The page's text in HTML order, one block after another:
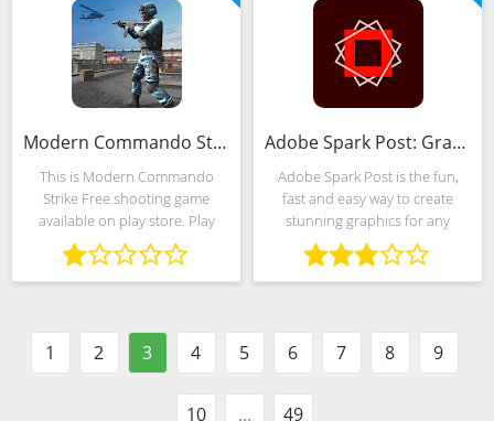
Modern Commando Strike : Free Shooting Games (Mod)
This is Modern Commando
Strike Free shooting game
available on play store. Play
Modern Commando Strike
which will change your mind
regarding fps shooting genre.
shooting game
Adobe Spark Post: Graphic Design & Story Templates (MOD, Totul deblocat)
Adobe Spark Post is the fun,
fast and easy way to create
stunning graphics for any
occasion — no design skills
necessary! Get started in
seconds with professionally-
tweak
1 2 3 4 5 6 7 8 9
10 ... 49